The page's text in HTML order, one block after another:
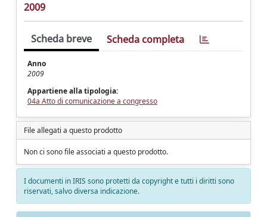
2009
Scheda breve Scheda completa
Anno
2009
Appartiene alla tipologia:
04a Atto di comunicazione a congresso
File allegati a questo prodotto
Non ci sono file associati a questo prodotto.
I documenti in IRIS sono protetti da copyright e tutti i diritti sono
riservati, salvo diversa indicazione.